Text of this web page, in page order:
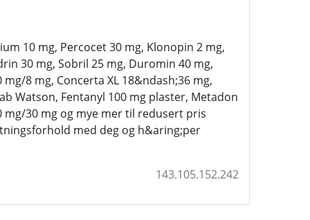
10 mg, Percocet 30 mg, Klonopin 2 mg,
30 mg, Sobril 25 mg, Duromin 40 mg,
8 mg, Concerta XL 18&ndash;36 mg,
Watson, Fentanyl 100 mg plaster, Metadon
mg/30 mg og mye mer til redusert pris
med deg og h&aring;per
143.105.152.242